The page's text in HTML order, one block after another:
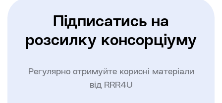
Підписатись на
розсилку консорціуму
Регулярно отримуйте корисні матеріали
від RRR4U